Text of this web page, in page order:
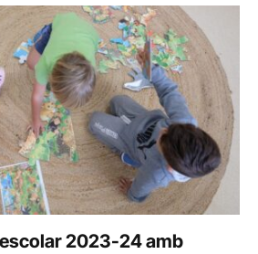
2023-24 amb